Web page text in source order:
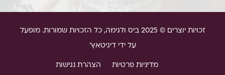
זכויות יוצרים © 2025 ביס ולגימה, כל הזכויות שמורות. מופעל
על ידי דיגיטאץ'
מדיניות פרטיות הצהרת נגישות